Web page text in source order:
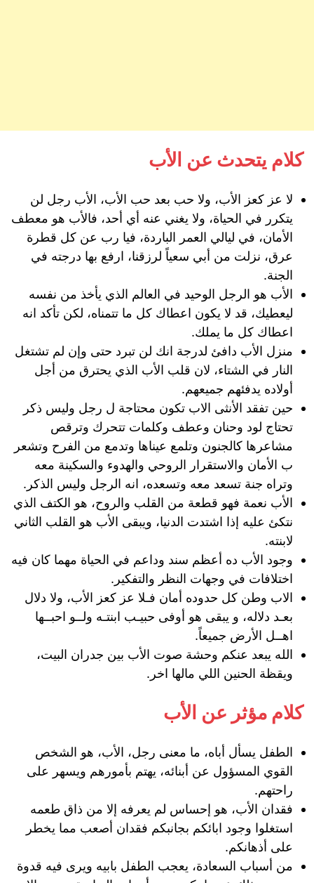
كلام يتحدث عن الأب
لا عز كعز الأب، ولا حب بعد حب الأب، الأب رجل لن
يتكرر في الحياة، ولا يغني عنه أي أحد، فالأب هو معطف
الأمان، في ليالي العمر الباردة، فيا رب عن كل قطرة
عرق، نزلت من أبي سعياً لرزقنا، ارفع بها درجته في
الجنة.
الأب هو الرجل الوحيد في العالم الذي يأخذ من نفسه
ليعطيك، قد لا يكون اعطاك كل ما تتمناه، لكن تأكد انه
اعطاك كل ما يملك.
منزل الأب دافئ لدرجة انك لن تبرد حتى وإن لم تشتغل
النار في الشتاء، لان قلب الأب الذي يحترق من أجل
أولاده يدفئهم جميعهم.
حين تفقد الأنثى الاب تكون محتاجة ل رجل وليس ذكر
تحتاج لود وحنان وعطف وكلمات تتحرك وترقص
مشاعرها كالجنون وتلمع عيناها وتدمع من الفرح وتشعر
ب الأمان والاستقرار الروحي والهدوء والسكينة معه
وتراه جنة تسعد معه وتسعده، انه الرجل وليس الذكر.
الأب نعمة فهو قطعة من القلب والروح، هو الكتف الذي
نتكئ عليه إذا اشتدت الدنيا، ويبقى الأب هو القلب الثاني
لابنته.
وجود الأب ده أعظم سند وداعم في الحياة مهما كان فيه
اختلافات في وجهات النظر والتفكير.
الاب وطن كل حدوده أمان فـلا عز كعز الأب، ولا دلال
بعـد دلاله، و يبقى هو أوفى حبيـب ابنتـه ولــو احبــها
اهــل الأرض جميعاً.
الله يبعد عنكم وحشة صوت الأب بين جدران البيت،
ويقظة الحنين اللي مالها اخر.
كلام مؤثر عن الأب
الطفل يسأل أباه، ما معنى رجل، الأب، هو الشخص
القوي المسؤول عن أبنائه، يهتم بأمورهم ويسهر على
راحتهم.
فقدان الأب، هو إحساس لم يعرفه إلا من ذاق طعمه
استغلوا وجود ابائكم بجانبكم فقدان أصعب مما يخطر
على أذهانكم.
من أسباب السعادة، يعجب الطفل بابيه ويرى فيه قدوة